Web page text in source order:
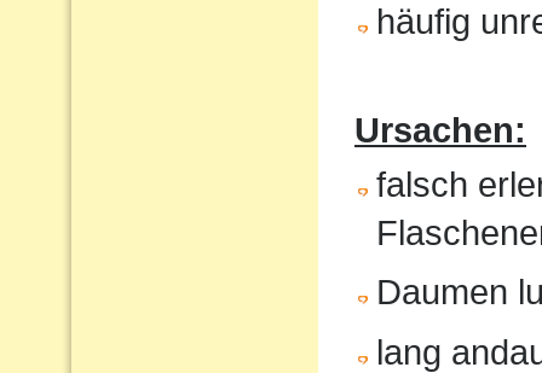
häufig
Ursachen:
falsch
Daumen
lang